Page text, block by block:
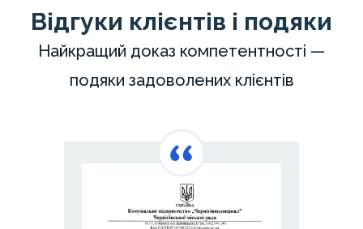
Відгуки клієнтів і подяки
Найкращий доказ компетентності —
подяки задоволених клієнтів